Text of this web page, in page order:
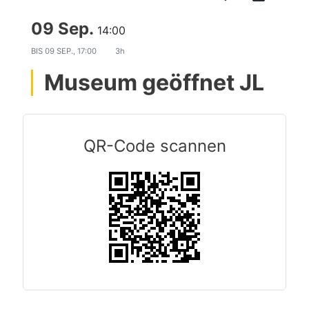
09 Sep. 14:00
BIS 09 SEP., 17:00 3h
Museum geöffnet JL
QR-Code scannen